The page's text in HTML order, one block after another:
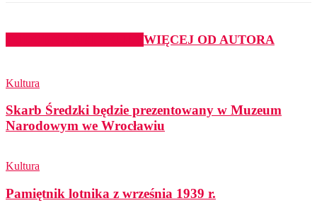
WIĘCEJ OD AUTORA
Kultura
Skarb Średzki będzie prezentowany w Muzeum
Narodowym we Wrocławiu
Kultura
Pamiętnik lotnika z września 1939 r.